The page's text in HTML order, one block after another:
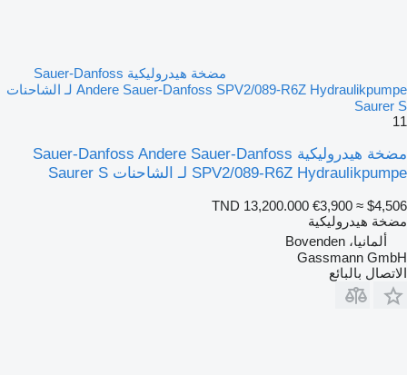
مضخة هيدروليكية Sauer-Danfoss
Andere Sauer-Danfoss SPV2/089-R6Z Hydraulikpumpe لـ الشاحنات
Saurer S
11
مضخة هيدروليكية Sauer-Danfoss Andere Sauer-Danfoss
SPV2/089-R6Z Hydraulikpumpe لـ الشاحنات Saurer S
TND 13,200.000 €3,900 ≈ $4,506
مضخة هيدروليكية
ألمانيا، Bovenden
Gassmann GmbH
الاتصال بالبائع